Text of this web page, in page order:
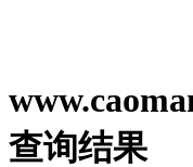
查询结果